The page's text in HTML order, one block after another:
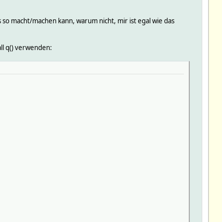
macht/machen kann, warum nicht, mir ist egal wie das
q() verwenden: